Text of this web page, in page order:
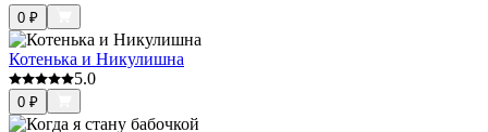
0 ₽
Котенька и Никулишна
5.0
0 ₽